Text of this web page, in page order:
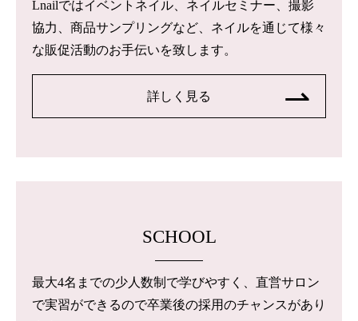
Lnailではイベントネイル、ネイルセミナー、撮影
協力、商品サンプリングなど、ネイルを通じて様々
な販促活動のお手伝いを致します。
詳しく見る
SCHOOL
最大4名までの少人数制で学びやすく、直営サロン
で実習ができるので卒業後の採用のチャンスがあり